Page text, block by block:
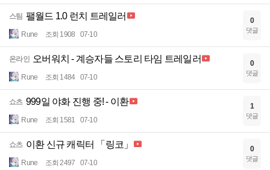
스팀 팰월드 1.0 런치 트레일러
Rune 조회 1908 07-10
0
댓글
온라인 오버워치 - 계승자들 스토리 타임 트레일러
Rune 조회 1484 07-10
0
댓글
쇼츠 999일 야화 진행 중! - 이환
Rune 조회 1581 07-10
1
댓글
쇼츠 이환 신규 캐릭터 「링코」
Rune 조회 2497 07-10
0
댓글